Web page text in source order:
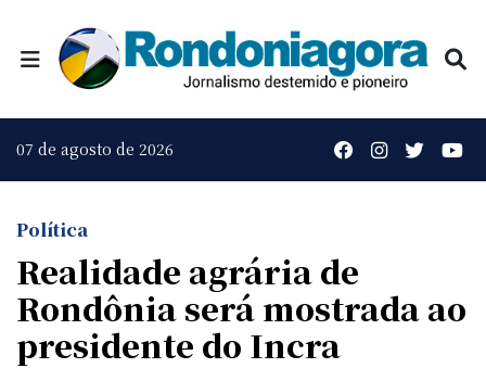
07 de agosto de 2026
Política
Realidade agrária de
Rondônia será mostrada ao
presidente do Incra